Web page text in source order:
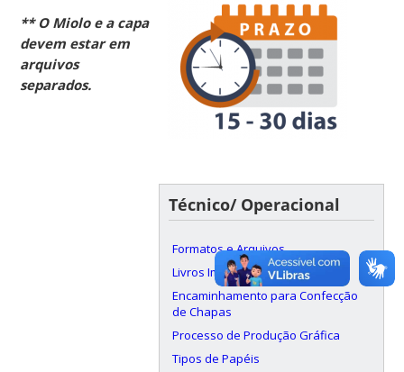
** O Miolo e a capa
devem estar em
arquivos
separados.
Técnico/ Operacional
Formatos e Arquivos
Livros Impressos
Encaminhamento para Confecção
de Chapas
Processo de Produção Gráfica
Tipos de Papéis